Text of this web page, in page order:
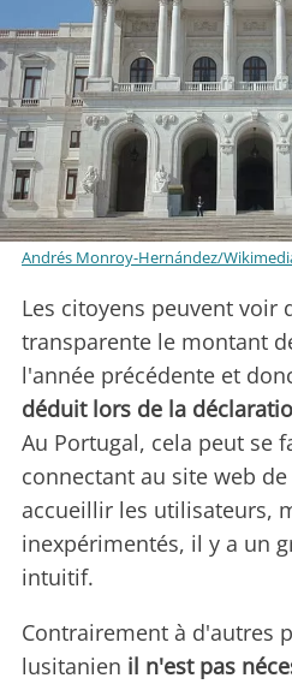
Andrés Monroy-Hernández/
Les citoyens peuvent voir
transparente le montant
l'année précédente et
déduit lors de la
Au Portugal, cela peut se
connectant au site web
accueillir les utilisateurs,
inexpérimentés, il y a un
intuitif.
Contrairement à d'autres
lusitanien il n'est pas